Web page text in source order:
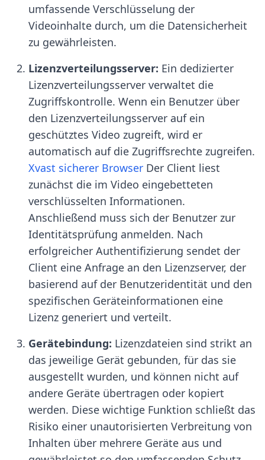
umfassende Verschlüsselung der
Videoinhalte durch, um die Datensicherheit
zu gewährleisten.
Lizenzverteilungsserver: Ein dedizierter
Lizenzverteilungsserver verwaltet die
Zugriffskontrolle. Wenn ein Benutzer über
den Lizenzverteilungsserver auf ein
geschütztes Video zugreift, wird er
automatisch auf die Zugriffsrechte zugreifen.
Xvast sicherer Browser Der Client liest
zunächst die im Video eingebetteten
verschlüsselten Informationen.
Anschließend muss sich der Benutzer zur
Identitätsprüfung anmelden. Nach
erfolgreicher Authentifizierung sendet der
Client eine Anfrage an den Lizenzserver, der
basierend auf der Benutzeridentität und den
spezifischen Geräteinformationen eine
Lizenz generiert und verteilt.
Gerätebindung: Lizenzdateien sind strikt an
das jeweilige Gerät gebunden, für das sie
ausgestellt wurden, und können nicht auf
andere Geräte übertragen oder kopiert
werden. Diese wichtige Funktion schließt das
Risiko einer unautorisierten Verbreitung von
Inhalten über mehrere Geräte aus und